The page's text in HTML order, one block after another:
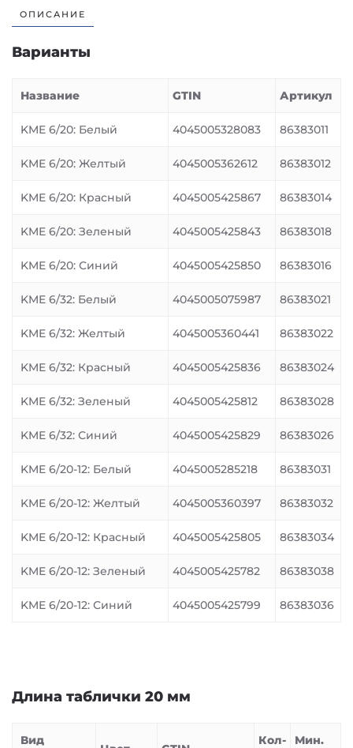
ОПИСАНИЕ
Варианты
Название GTIN Артикул
KME 6/20: Белый 4045005328083 86383011
KME 6/20: Желтый 4045005362612 86383012
KME 6/20: Красный 4045005425867 86383014
KME 6/20: Зеленый 4045005425843 86383018
KME 6/20: Синий 4045005425850 86383016
KME 6/32: Белый 4045005075987 86383021
KME 6/32: Желтый 4045005360441 86383022
KME 6/32: Красный 4045005425836 86383024
KME 6/32: Зеленый 4045005425812 86383028
KME 6/32: Синий 4045005425829 86383026
KME 6/20-12: Белый 4045005285218 86383031
KME 6/20-12: Желтый 4045005360397 86383032
KME 6/20-12: Красный 4045005425805 86383034
KME 6/20-12: Зеленый 4045005425782 86383038
KME 6/20-12: Синий 4045005425799 86383036
Длина таблички 20 мм
Вид Кол- Мин.